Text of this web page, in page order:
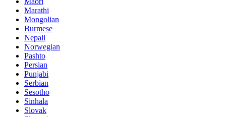
Marathi
Mongolian
Burmese
Nepali
Norwegian
Pashto
Persian
Punjabi
Serbian
Sesotho
Sinhala
Slovak